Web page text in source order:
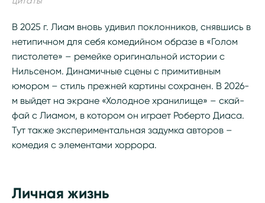
В 2025 г. Лиам вновь удивил поклонников, снявшись в
нетипичном для себя комедийном образе в «Голом
пистолете» – ремейке оригинальной истории с
Нильсеном. Динамичные сцены с примитивным
юмором – стиль прежней картины сохранен. В 2026-
м выйдет на экране «Холодное хранилище» – скай-
фай с Лиамом, в котором он играет Роберто Диаса.
Тут также экспериментальная задумка авторов –
комедия с элементами хоррора.
Личная жизнь